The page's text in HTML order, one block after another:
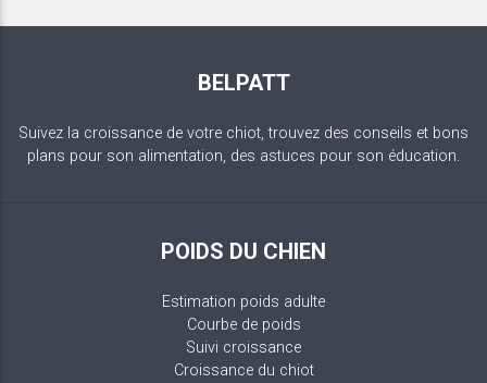
BELPATT
Suivez la croissance de votre chiot, trouvez des conseils et bons
plans pour son alimentation, des astuces pour son éducation.
POIDS DU CHIEN
Estimation poids adulte
Courbe de poids
Suivi croissance
Croissance du chiot